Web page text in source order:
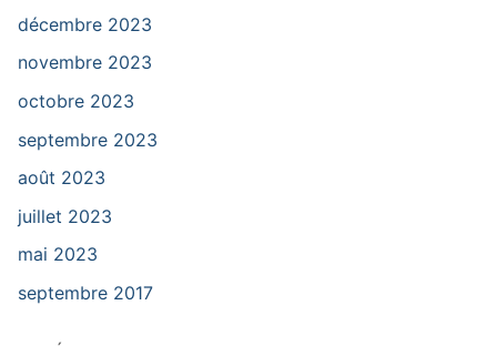
décembre 2023
novembre 2023
octobre 2023
septembre 2023
août 2023
juillet 2023
mai 2023
septembre 2017